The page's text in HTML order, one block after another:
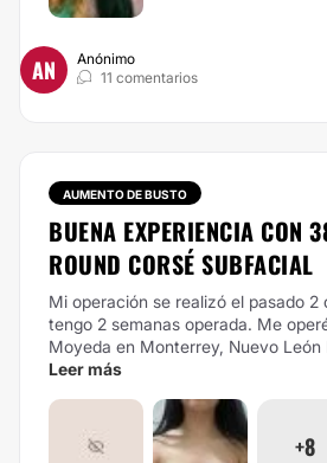
AN
Anónimo
11 comentarios
AUMENTO DE BUSTO
BUENA EXPERIENCIA CON
ROUND CORSÉ SUBFACIAL
Mi operación se realizó el pasado 2
tengo 2 semanas operada. Me
Moyeda en Monterrey, Nuevo León
Leer más
+8